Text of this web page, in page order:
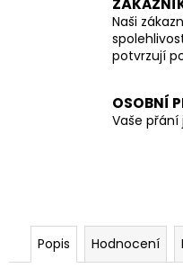
Naši
potvrzují
OSOBNÍ
Vaše
Popis Hodnocení